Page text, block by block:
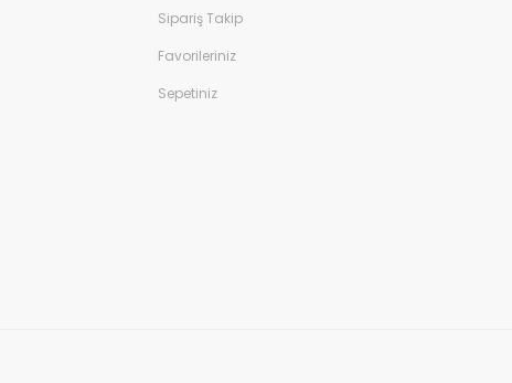
Sipariş Takip
Favorileriniz
Sepetiniz